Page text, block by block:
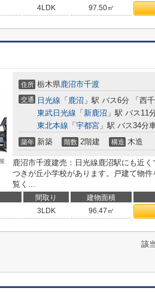
4LDK 97.50㎡
住所 栃木県鹿沼市千渡
交通 日光線 「 鹿沼 」駅 バス6分 「西
東武日光線 「 新鹿沼 」駅 バス11
東北本線 「 宇都宮 」駅 バス34分
築年 新築 階数 2階建 構造 木造
鹿沼市千渡建売：日光線鹿沼駅にも近
つきが丘小学校があります。戸建て物
覧く...
間取り 建物面積
3LDK 96.47㎡
該